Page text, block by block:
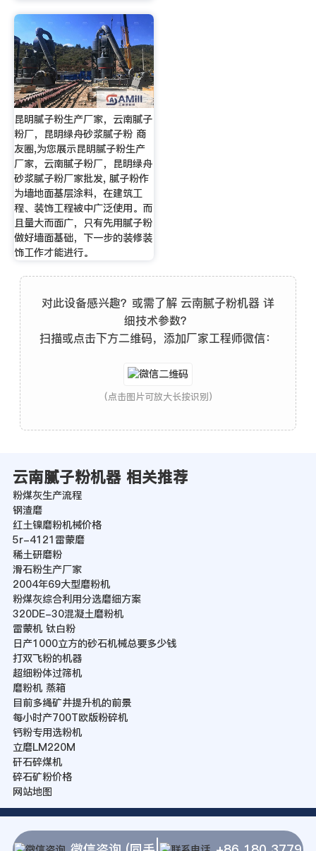
昆明腻子粉生产厂家，云南腻子
粉厂，昆明绿舟砂浆腻子粉 商
友圈,为您展示昆明腻子粉生产
厂家，云南腻子粉厂，昆明绿舟
砂浆腻子粉厂家批发, 腻子粉作
为墙地面基层涂料，在建筑工
程、装饰工程被中广泛使用。而
且量大而面广，只有先用腻子粉
做好墙面基础，下一步的装修装
饰工作才能进行。
对此设备感兴趣？或需了解 云南腻子粉机器 详
细技术参数？
扫描或点击下方二维码，添加厂家工程师微信：
(点击图片可放大长按识别)
云南腻子粉机器 相关推荐
粉煤灰生产流程
钢渣磨
红土镍磨粉机械价格
5r-4121雷蒙磨
稀土研磨粉
滑石粉生产厂家
2004年69大型磨粉机
粉煤灰综合利用分选磨细方案
320DE-30混凝土磨粉机
雷蒙机 钛白粉
日产1000立方的砂石机械总要多少钱
打双飞粉的机器
超细粉体过筛机
磨粉机 蒸箱
目前多绳矿井提升机的前景
每小时产700T欧版粉碎机
钙粉专用选粉机
立磨LM220M
矸石碎煤机
碎石矿粉价格
网站地图